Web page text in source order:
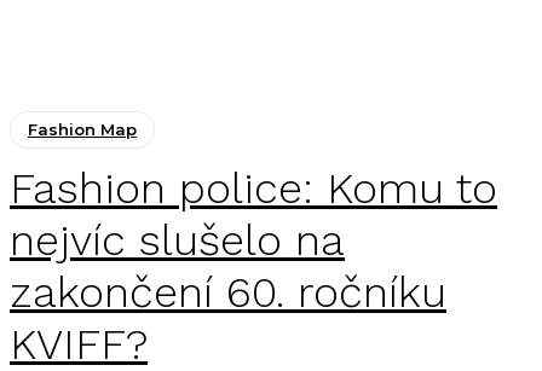
Fashion Map
Fashion police: Komu to
nejvíc slušelo na
zakončení 60. ročníku
KVIFF?